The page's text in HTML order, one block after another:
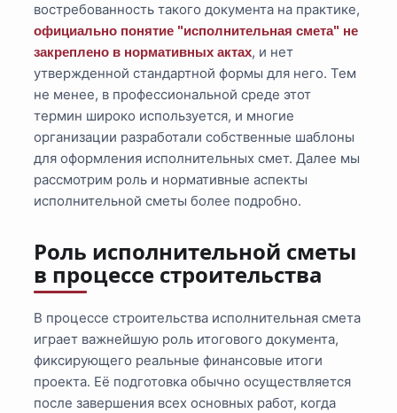
востребованность такого документа на практике,
официально понятие "исполнительная смета" не
закреплено в нормативных актах, и нет
утвержденной стандартной формы для него. Тем
не менее, в профессиональной среде этот
термин широко используется, и многие
организации разработали собственные шаблоны
для оформления исполнительных смет. Далее мы
рассмотрим роль и нормативные аспекты
исполнительной сметы более подробно.
Роль исполнительной сметы
в процессе строительства
В процессе строительства исполнительная смета
играет важнейшую роль итогового документа,
фиксирующего реальные финансовые итоги
проекта. Её подготовка обычно осуществляется
после завершения всех основных работ, когда